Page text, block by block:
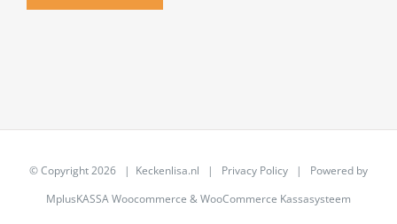
© Copyright2026 | Keckenlisa.nl | Privacy Policy | Powered by
MplusKASSA Woocommerce &WooCommerce Kassasysteem